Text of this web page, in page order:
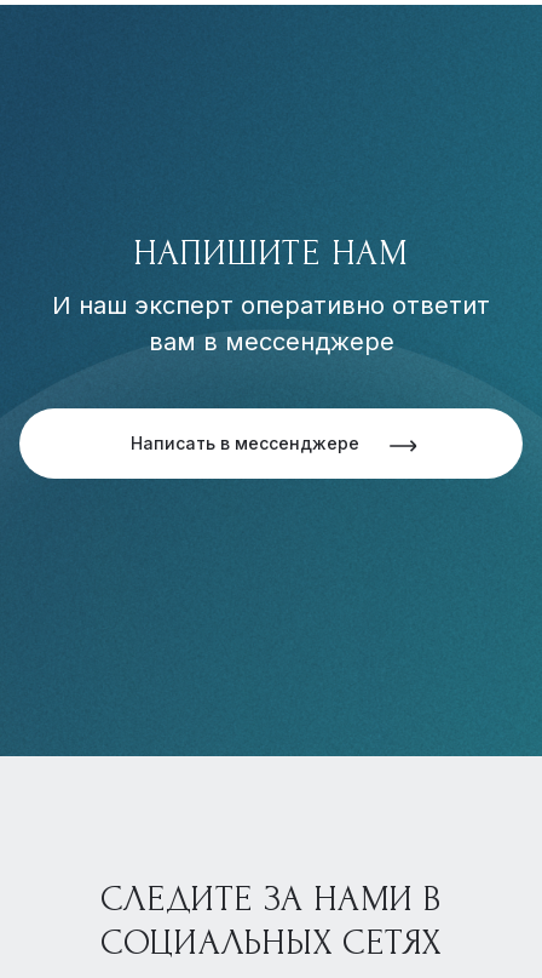
НАПИШИТЕ НАМ
И наш эксперт оперативно ответит
вам в мессенджере
Написать в мессенджере
СЛЕДИТЕ ЗА НАМИ В
СОЦИАЛЬНЫХ СЕТЯХ